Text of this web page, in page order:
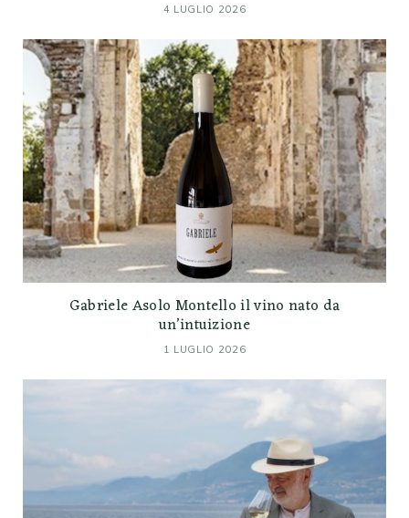
4 LUGLIO 2026
Gabriele Asolo Montello il vino nato da
un’intuizione
1 LUGLIO 2026